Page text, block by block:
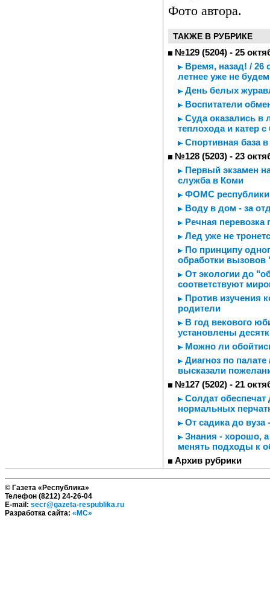
Фото автора.
ТАКЖЕ В РУБРИКЕ
№129 (5204) - 25
Время, назад! / 26
летнее уже не будем
День белых
Воспитатели
Суда оказались в
теплохода и катер
Спортивная база
№128 (5203) - 23
Первый экзамен
служба в Коми
ФОМС республики
Воду в дом - за
Речная перевозка
Лед уже не
По принципу
обработки
От экологии до
соответствуют
Против изучения
родители
В год векового
установлены
Можно ли
Диагноз по
высказали
№127 (5202) - 21
Солдат обеспечат
нормальных
От садика до вуза
Знания - хорошо,
менять подходы к
Архив рубрики
© Газета «Республика»
Телефон (8212) 24-26-04
E-mail: secr@gazeta-respublika.ru
Разработка сайта: «МС»